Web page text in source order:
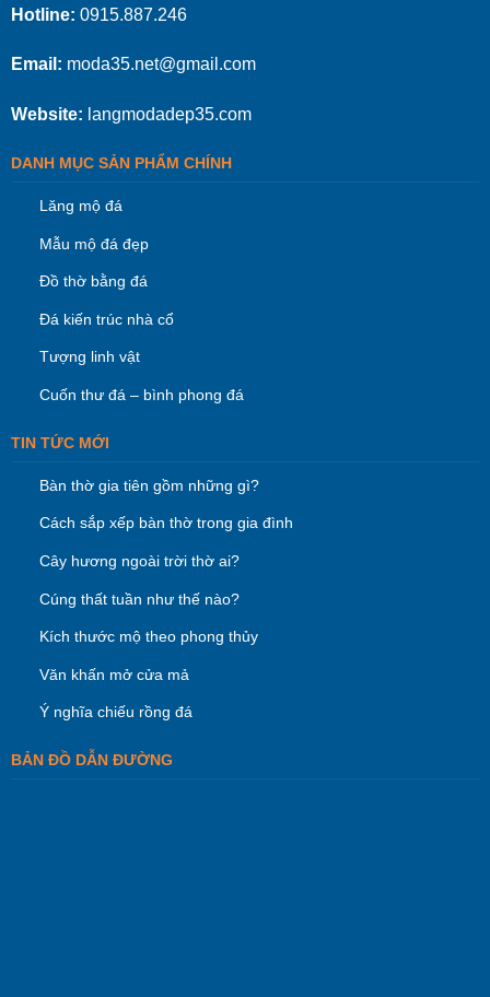
Hotline: 0915.887.246
Email: moda35.net@gmail.com
Website: langmodadep35.com
DANH MỤC SẢN PHẨM CHÍNH
Lăng mộ đá
Mẫu mộ đá đẹp
Đồ thờ bằng đá
Đá kiến trúc nhà cổ
Tượng linh vật
Cuốn thư đá – bình phong đá
TIN TỨC MỚI
Bàn thờ gia tiên gồm những gì?
Cách sắp xếp bàn thờ trong gia đình
Cây hương ngoài trời thờ ai?
Cúng thất tuần như thế nào?
Kích thước mộ theo phong thủy
Văn khấn mở cửa mả
Ý nghĩa chiếu rồng đá
BẢN ĐỒ DẪN ĐƯỜNG